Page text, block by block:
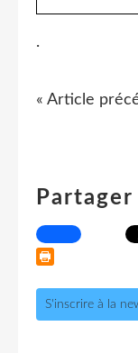
.
« Article
S'inscrire à la